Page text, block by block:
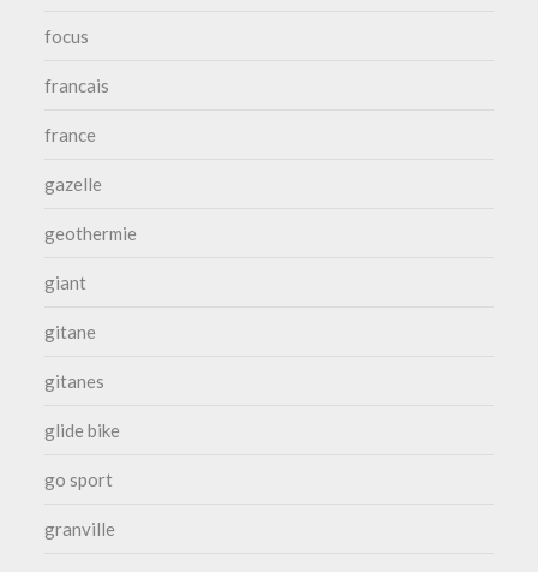
focus
francais
france
gazelle
geothermie
giant
gitane
gitanes
glide bike
go sport
granville